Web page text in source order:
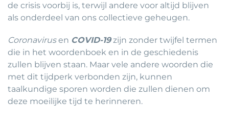
de crisis voorbij is, terwijl andere voor altijd blijven
als onderdeel van ons collectieve geheugen.
Coronavirusen COVID-19zijn zonder twijfel termen
die in het woordenboek en in de geschiedenis
zullen blijven staan. Maar vele andere woorden die
met dit tijdperk verbonden zijn, kunnen
taalkundige sporen worden die zullen dienen om
deze moeilijke tijd te herinneren.